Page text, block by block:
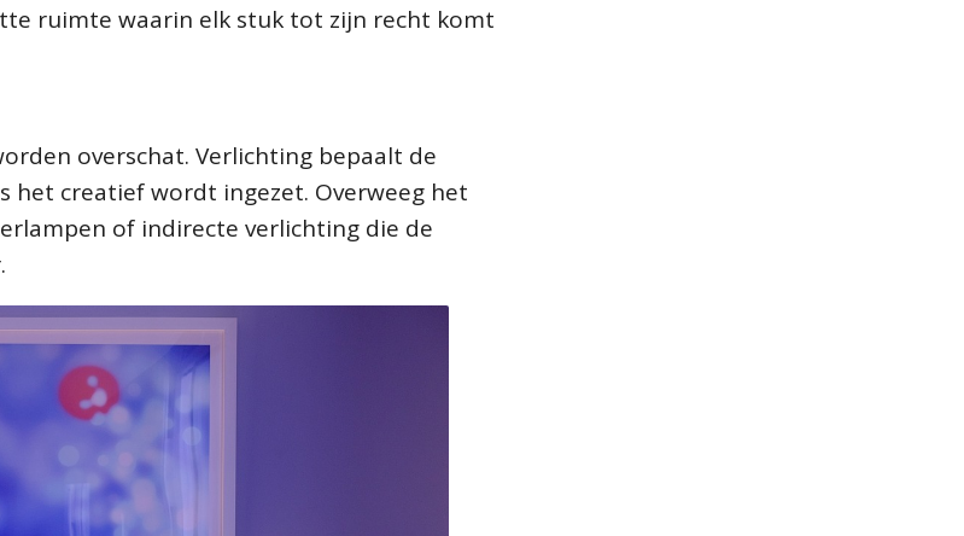
ruimte waarin elk stuk tot zijn recht komt
overschat. Verlichting bepaalt de
het creatief wordt ingezet. Overweeg het
of indirecte verlichting die de